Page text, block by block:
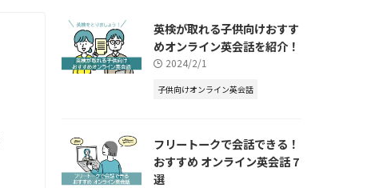
英検が取れる子供向けおすす
めオンライン英会話を紹介！
2024/2/1
子供向けオンライン英会話
フリートークで会話できる！
おすすめ オンライン英会話 7
選